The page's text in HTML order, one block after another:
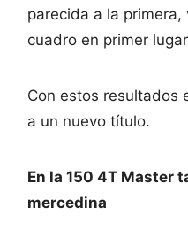
parecida a la
cuadro en primer
Con estos resultados
a un nuevo título.
En la 150 4T Master
mercedina